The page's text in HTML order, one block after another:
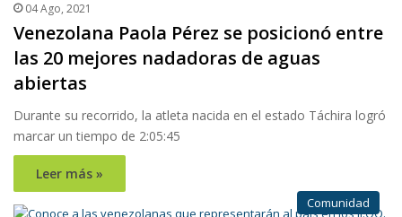
04 Ago, 2021
Venezolana Paola Pérez se posicionó entre
las 20 mejores nadadoras de aguas
abiertas
Durante su recorrido, la atleta nacida en el estado Táchira logró
marcar un tiempo de 2:05:45
Leer más »
Comunidad